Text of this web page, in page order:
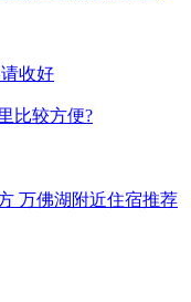
收好
比较方便?
万佛湖附近住宿推荐